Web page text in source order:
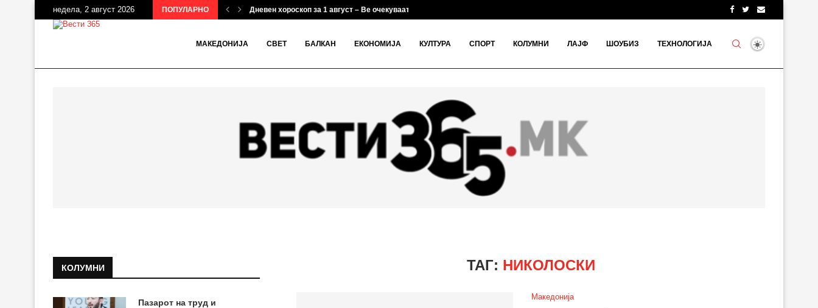
недела, 2 август 2026 ПОПУЛАРНО Дневен хороскоп за 1 август – Ве очекуваат...
МАКЕДОНИЈА СВЕТ БАЛКАН ЕКОНОМИЈА КУЛТУРА СПОРТ КОЛУМНИ ЛАЈФ ШОУБИЗ ТЕХНОЛОГИЈА
ТАГ: НИКОЛОСКИ
Македонија
КОЛУМНИ
Пазарот на труд и